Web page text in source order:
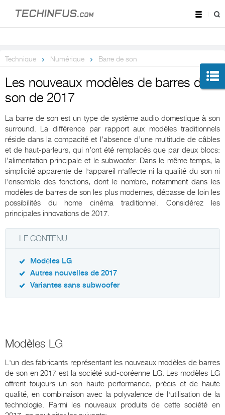
Technique Numérique Barre de son
Les nouveaux modèles de barres de
son de 2017
La barre de son est un type de système audio domestique à son
surround. La différence par rapport aux modèles traditionnels
réside dans la compacité et l’absence d’une multitude de câbles
et de haut-parleurs, qui n’ont été remplacés que par deux blocs:
l’alimentation principale et le subwoofer. Dans le même temps, la
simplicité apparente de l'appareil n'affecte ni la qualité du son ni
l'ensemble des fonctions, dont le nombre, notamment dans les
modèles de barres de son les plus modernes, dépasse de loin les
possibilités du home cinéma traditionnel. Considérez les
principales innovations de 2017.
LE CONTENU
Modèles LG
Autres nouvelles de 2017
Variantes sans subwoofer
Modèles LG
L'un des fabricants représentant les nouveaux modèles de barres
de son en 2017 est la société sud-coréenne LG. Les modèles LG
offrent toujours un son haute performance, précis et de haute
qualité, en combinaison avec la polyvalence de l'utilisation de la
technologie. Parmi les nouveaux produits de cette société en